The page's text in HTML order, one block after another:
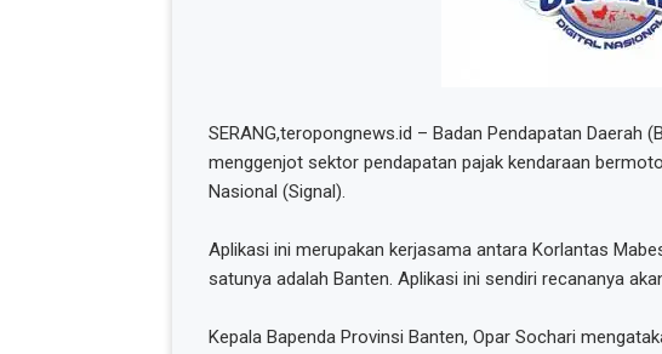
SERANG,teropongnews.id – Badan Pendapatan Daerah
menggenjot sektor pendapatan pajak kendaraan
Nasional (Signal).
Aplikasi ini merupakan kerjasama antara Korlantas
satunya adalah Banten. Aplikasi ini sendiri recananya
Kepala Bapenda Provinsi Banten, Opar Sochari